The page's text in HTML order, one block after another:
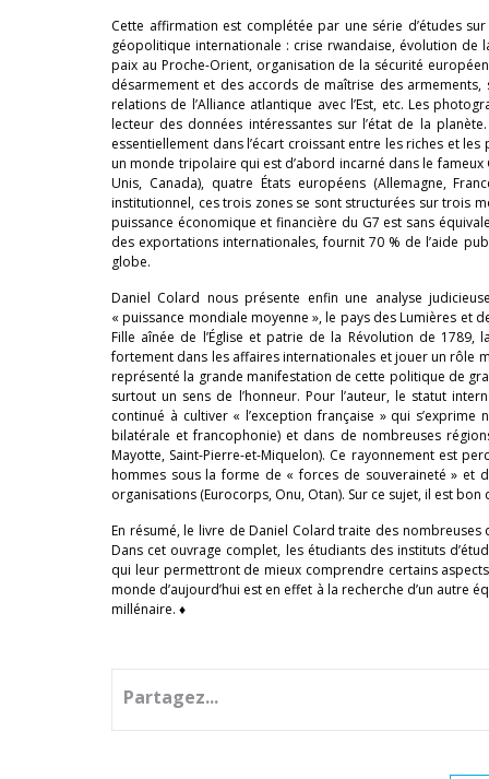
Cette affirmation est complétée par une série d’études
géopolitique internationale : crise rwandaise, évolution
paix au Proche-Orient, organisation de la sécurité
désarmement et des accords de maîtrise des
relations de l’Alliance atlantique avec l’Est, etc. Les
lecteur des données intéressantes sur l’état de la
essentiellement dans l’écart croissant entre les riches et
un monde tripolaire qui est d’abord incarné dans le
Unis, Canada), quatre États européens (Allemagne,
institutionnel, ces trois zones se sont structurées sur trois
puissance économique et financière du G7 est sans
des exportations internationales, fournit 70 % de l’aide
globe.
Daniel Colard nous présente enfin une analyse
« puissance mondiale moyenne », le pays des Lumières et
Fille aînée de l’Église et patrie de la Révolution de
fortement dans les affaires internationales et jouer un rôle
représenté la grande manifestation de cette politique de
surtout un sens de l’honneur. Pour l’auteur, le statut
continué à cultiver « l’exception française » qui
bilatérale et francophonie) et dans de nombreuses
Mayotte, Saint-Pierre-et-Miquelon). Ce rayonnement est
hommes sous la forme de « forces de souveraineté » et
organisations (Eurocorps, Onu, Otan). Sur ce sujet, il est
En résumé, le livre de Daniel Colard traite des
Dans cet ouvrage complet, les étudiants des instituts
qui leur permettront de mieux comprendre certains
monde d’aujourd’hui est en effet à la recherche d’un
millénaire. ♦
Partagez...